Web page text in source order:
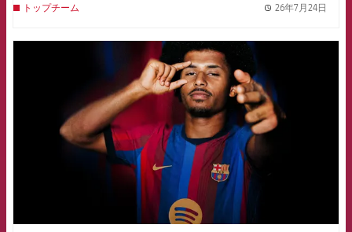
トップチーム 26年7月24日
FCB Barcelona badge